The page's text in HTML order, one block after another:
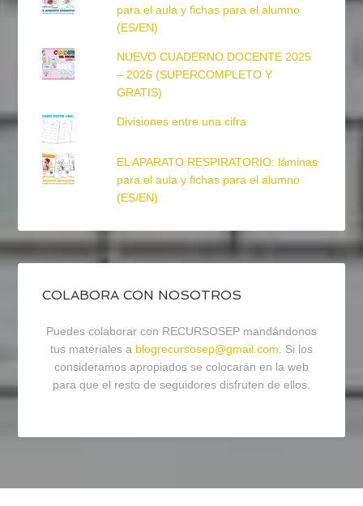
para el aula y fichas para el alumno
(ES/EN)
NUEVO CUADERNO DOCENTE 2025
– 2026 (SUPERCOMPLETO Y
GRATIS)
Divisiones entre una cifra
EL APARATO RESPIRATORIO: láminas
para el aula y fichas para el alumno
(ES/EN)
COLABORA CON NOSOTROS
Puedes colaborar con RECURSOSEP mandándonos
tus materiales a blogrecursosep@gmail.com. Si los
consideramos apropiados se colocarán en la web
para que el resto de seguidores disfruten de ellos.